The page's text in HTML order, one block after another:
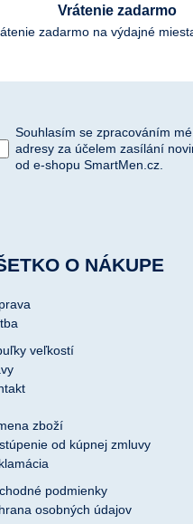
Vrátenie zadarmo
zadarmo na výdajné
Souhlasím se zpracováním
adresy za účelem zasílání
od e-shopu SmartMen.cz.
O NÁKUPE
veľkostí
zboží
od kúpnej zmluvy
podmienky
osobných údajov